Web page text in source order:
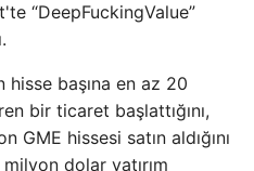
“DeepFuckingValue”
hisse başına en az 20
bir ticaret başlattığını,
GME hissesi satın aldığını
dolar yatırım